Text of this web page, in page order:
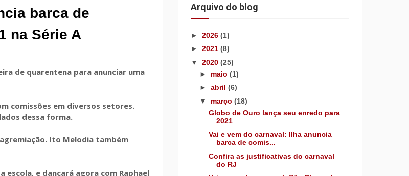
barca de
na Série A
de quarentena para anunciar uma
comissões em diversos setores.
dessa forma.
Ito Melodia também
e dançará agora com Raphael
Arquivo do blog
► 2026 (1)
► 2021 (8)
▼ 2020 (25)
► maio (1)
► abril (6)
▼ março (18)
Globo de Ouro lança seu enredo para
2021
Vai e vem do carnaval: Ilha anuncia
barca de comis...
Confira as justificativas do carnaval
do RJ